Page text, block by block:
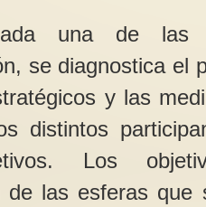
una de las
se diagnostica el
y las
distintos
Los
de las esferas que
Os invitamos a leer
traducidas por
Os invitamos a